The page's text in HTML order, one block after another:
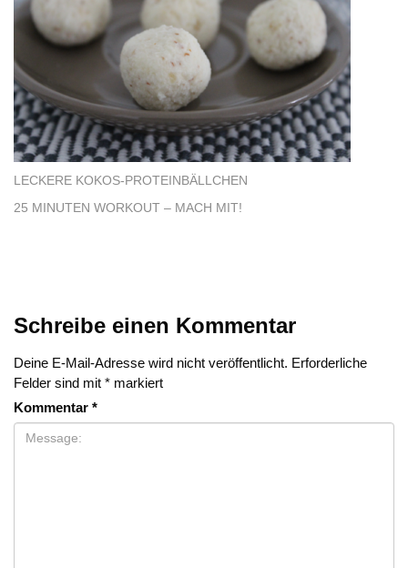
LECKERE KOKOS-PROTEINBÄLLCHEN
25 MINUTEN WORKOUT – MACH MIT!
Schreibe einen Kommentar
Deine E-Mail-Adresse wird nicht veröffentlicht. Erforderliche
Felder sind mit * markiert
Kommentar *